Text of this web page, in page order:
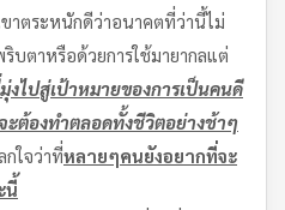
าตระหนักดีว่าอนาคตที่ว่านี้ไม่
บตาหรือด้วยการใช้มายากลแต่
งไปสู่เป้าหมายของการเป็นคนดี
ะต้องทำตลอดทั้งชีวิตอย่างช้าๆ
ใจว่าที่หลายๆคนยังอยากที่จะ
นี้